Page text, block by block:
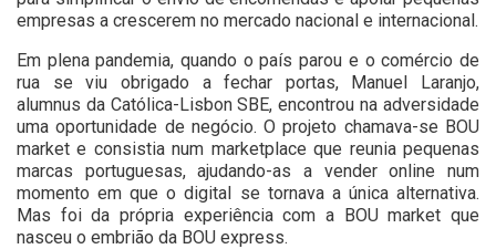
empresas a crescerem no mercado nacional e internacional.
Em plena pandemia, quando o país parou e o comércio de
rua se viu obrigado a fechar portas, Manuel Laranjo,
alumnus da Católica-Lisbon SBE, encontrou na adversidade
uma oportunidade de negócio. O projeto chamava-se BOU
market e consistia num marketplace que reunia pequenas
marcas portuguesas, ajudando-as a vender online num
momento em que o digital se tornava a única alternativa.
Mas foi da própria experiência com a BOU market que
nasceu o embrião da BOU express.